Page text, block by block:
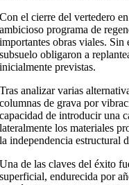
Con el cierre del vertedero
ambicioso programa de
importantes obras viales.
subsuelo obligaron a
inicialmente previstas.
Tras analizar varias
columnas de grava por
capacidad de introducir una
lateralmente los materiales
la independencia estructural
Una de las claves del éxito
superficial, endurecida por